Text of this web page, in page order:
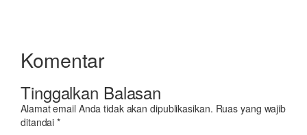
Komentar
Tinggalkan Balasan
Alamat email Anda tidak akan dipublikasikan. Ruas yang wajib
ditandai*